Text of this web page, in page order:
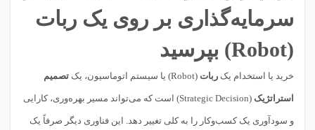
سرمایه‌گذاری بر روی یک ربات
(Robot) بپرسید
خرید یا استخدام یک ربات (Robot) یا سیستم اتوماسیون، یک تصمیم
استراتژیک (Strategic Decision) است که می‌تواند مسیر بهره‌وری، کارایی
و سودآوری یک کسب‌وکار را به کلی تغییر دهد. این فناوری دیگر صرفاً یک